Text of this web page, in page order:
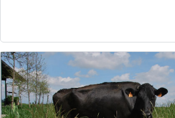
26/04/2025
Reggio Emilia, Il Roccaverano DOP